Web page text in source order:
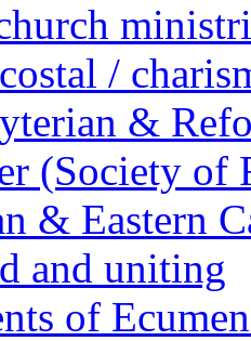
/
&
(Society of
& Eastern
and uniting
of